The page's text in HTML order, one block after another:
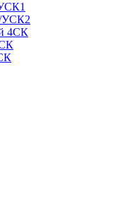
УСК2
4СК